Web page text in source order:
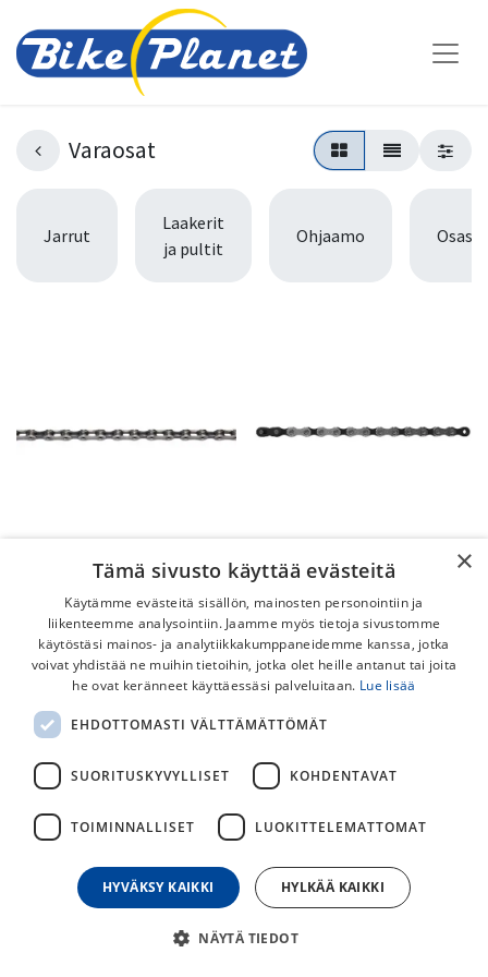
Varaosat
Jarrut
Laakerit
ja pultit
Ohjaamo
SRAM PC-XX1 11v 114L
69,00€
SRAM PC-X1 11v 118L Ketju
45,00
SRAM X01 Eagle 12v 126L
Ketju
×
Tämä sivusto käyttää evästeitä
Käytämme evästeitä sisällön, mainosten personointiin ja
liikenteemme analysointiin. Jaamme myös tietoja sivustomme
käytöstäsi mainos- ja analytiikkakumppaneidemme kanssa, jotka
voivat yhdistää ne muihin tietoihin, jotka olet heille antanut tai joita
he ovat keränneet käyttäessäsi palveluitaan. Lue lisää
EHDOTTOMASTI VÄLTTÄMÄTTÖMÄT
SUORITUSKYVYLLISET KOHDENTAVAT
TOIMINNALLISET LUOKITTELEMATTOMAT
HYVÄKSY KAIKKI HYLKÄÄ KAIKKI
NÄYTÄ TIEDOT